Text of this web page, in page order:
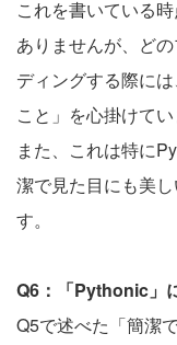
これを書いている
ありませんが、ど
ディングする際に
こと」を心掛けてい
また、これは特に
潔で見た目にも美
す。
Q6：「Pythonic」
Q5で述べた「簡潔